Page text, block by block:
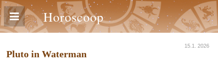
Horoscoop
15.1. 2026
Pluto in Waterman